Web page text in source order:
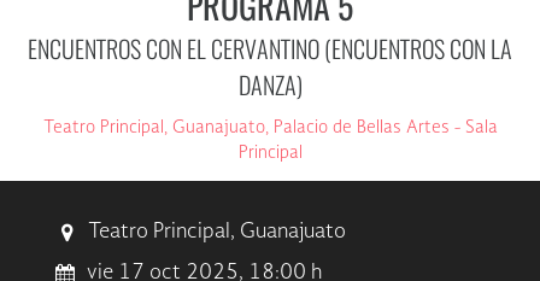
ENCUENTROS CON EL CERVANTINO (ENCUENTROS CON LA
DANZA)
Teatro Principal, Guanajuato, Palacio de Bellas Artes - Sala
Principal
Teatro Principal, Guanajuato
vie 17 oct 2025, 18:00 h